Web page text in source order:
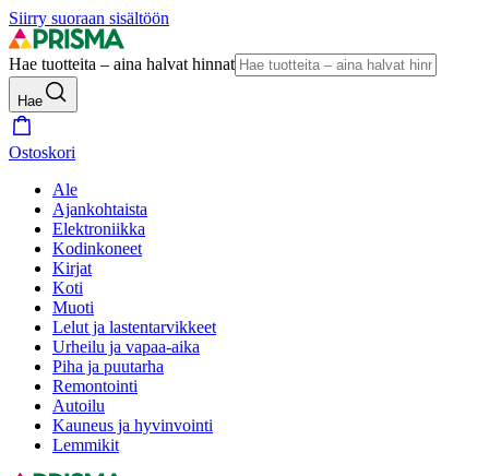
Siirry suoraan sisältöön
Hae tuotteita – aina halvat hinnat
Hae
Ostoskori
Ale
Ajankohtaista
Elektroniikka
Kodinkoneet
Kirjat
Koti
Muoti
Lelut ja lastentarvikkeet
Urheilu ja vapaa-aika
Piha ja puutarha
Remontointi
Autoilu
Kauneus ja hyvinvointi
Lemmikit